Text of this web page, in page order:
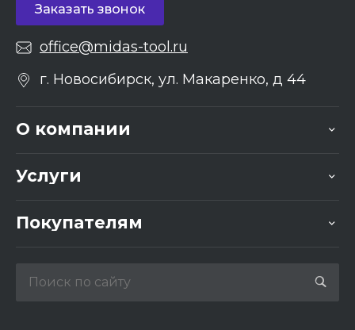
Заказать звонок
office@midas-tool.ru
г. Новосибирск, ул. Макаренко, д 44
О компании
Услуги
Покупателям